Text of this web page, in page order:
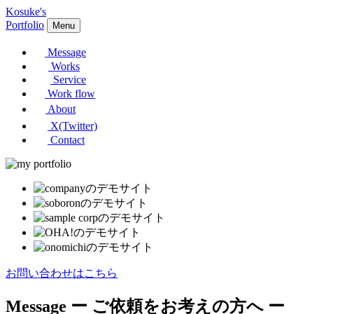
Kosuke's
Portfolio
Menu
Message
Works
Service
Work flow
About
X(Twitter)
Contact
お問い合わせはこちら
Message ー ご依頼をお考えの方へ ー